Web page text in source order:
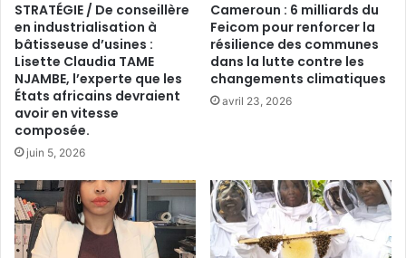
STRATÉGIE / De conseillère
en industrialisation à
bâtisseuse d’usines :
Lisette Claudia TAME
NJAMBE, l’experte que les
États africains devraient
avoir en vitesse
composée.
juin 5, 2026
Cameroun : 6 milliards du
Feicom pour renforcer la
résilience des communes
dans la lutte contre les
changements climatiques
avril 23, 2026